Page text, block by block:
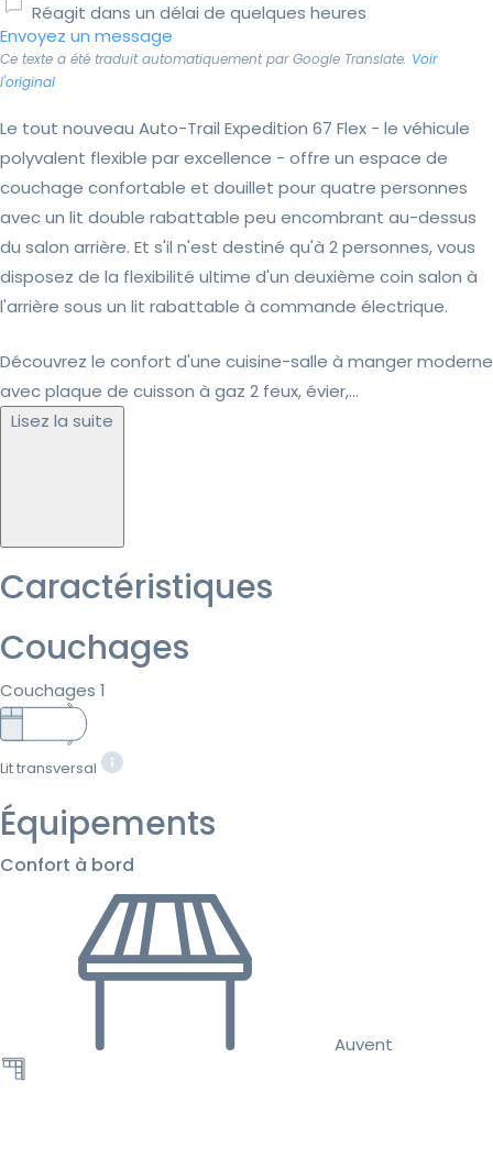
Réagit dans un délai de quelques heures
Envoyez un message
Ce texte a été traduit automatiquement par Google Translate. Voir
l'original
Le tout nouveau Auto-Trail Expedition 67 Flex - le véhicule
polyvalent flexible par excellence - offre un espace de
couchage confortable et douillet pour quatre personnes
avec un lit double rabattable peu encombrant au-dessus
du salon arrière. Et s'il n'est destiné qu'à 2 personnes, vous
disposez de la flexibilité ultime d'un deuxième coin salon à
l'arrière sous un lit rabattable à commande électrique.
Découvrez le confort d'une cuisine-salle à manger moderne
avec plaque de cuisson à gaz 2 feux, évier,...
Lisez la suite
Caractéristiques
Couchages
Couchages 1
Lit transversal
Équipements
Confort à bord
Auvent